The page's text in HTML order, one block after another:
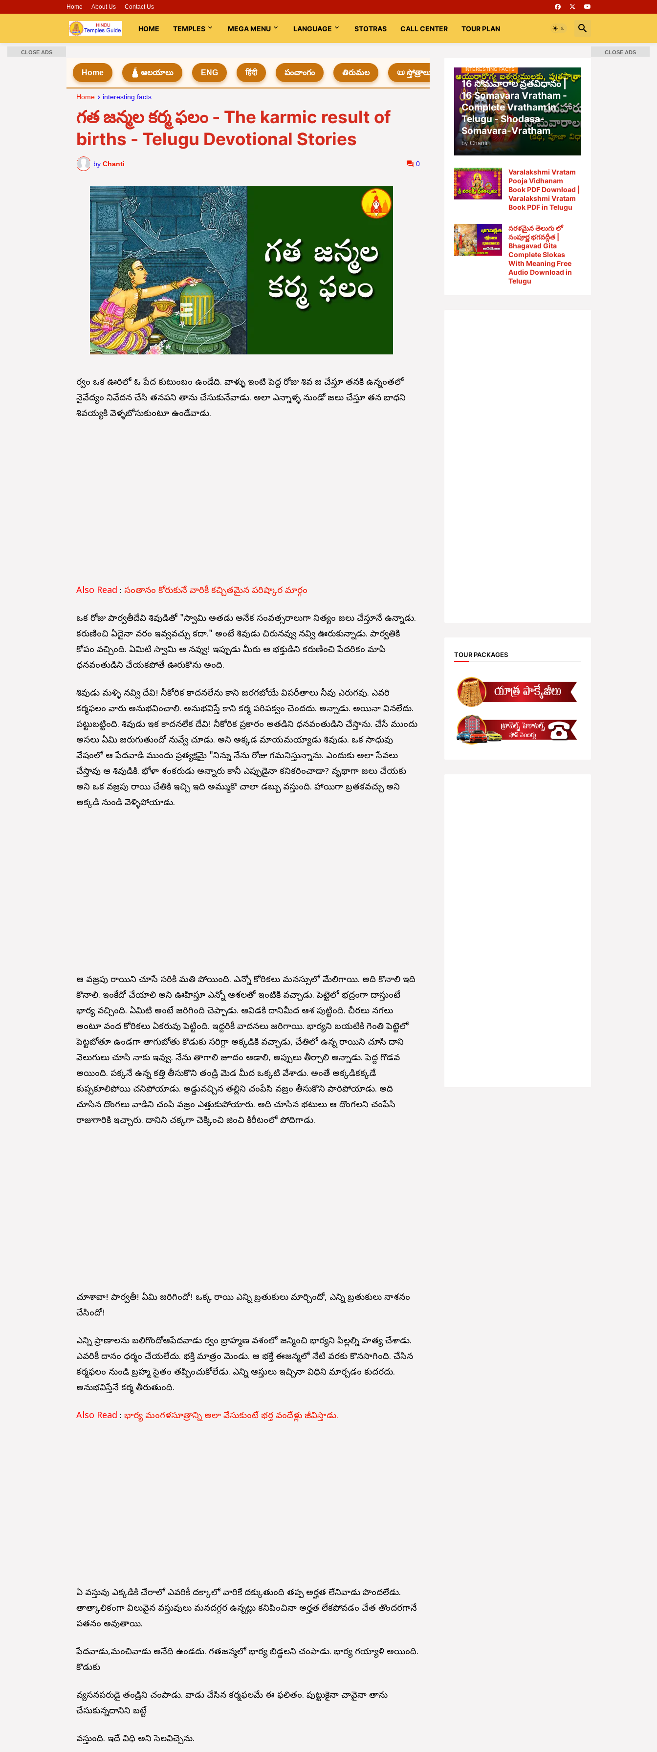
Home About Us Contact Us
HOME TEMPLES MEGA MENU LANGUAGE STOTRAS CALL CENTER TOUR PLAN
Home 🛕 ఆలయాలు ENG हिंदी పంచాంగం తిరుమల 📜 స్తోత్రాలు 📚 Books Rooms భగవద్గీత
Home interesting facts
గత జన్మల కర్మ ఫలం - The karmic result of
births - Telugu Devotional Stories
by Chanti 0
పూర్వం ఒక ఊరిలో ఓ పేద కుటుంబం ఉండేది. వాళ్ళు ఇంటి పెద్ద రోజు శివ పూజ చేస్తూ తనకి ఉన్నంతలో
నైవేద్యం నివేదన చేసి తనపని తాను చేసుకునేవాడు. అలా ఎన్నాళ్ళ నుండో పూజలు చేస్తూ తన బాధని
శివయ్యకి వెళ్ళబోసుకుంటూ ఉండేవాడు.
Also Read : సంతానం కోరుకునే వారికీ కచ్చితమైన పరిష్కార మార్గం
ఒక రోజు పార్వతీదేవి శివుడితో "స్వామి అతడు అనేక సంవత్సరాలుగా నిత్యం పూజలు చేస్తూనే ఉన్నాడు.
కరుణించి ఏదైనా వరం ఇవ్వవచ్చు కదా." అంటే శివుడు చిరునవ్వు నవ్వి ఊరుకున్నాడు. పార్వతికి
కోపం వచ్చింది. ఏమిటి స్వామి ఆ నవ్వు! ఇప్పుడు మీరు ఆ భక్తుడిని కరుణించి పేదరికం మాపి
ధనవంతుడిని చేయకపోతే ఊరుకొను అంది.
శివుడు మళ్ళి నవ్వి దేవి! నీకోరిక కాదనలేను కాని జరగబోయే విపరీతాలు నీవు ఎరుగవు. ఎవరి
కర్మఫలం వారు అనుభవించాలి. అనుభవిస్తే కాని కర్మ పరిపక్వం చెందదు. అన్నాడు. అయినా వినలేదు.
పట్టుబట్టింది. శివుడు ఇక కాదనలేక దేవి! నీకోరిక ప్రకారం అతడిని ధనవంతుడిని చేస్తాను. చేసే ముందు
అసలు ఏమి జరుగుతుందో నువ్వే చూడు. అని అక్కడ మాయమయ్యాడు శివుడు. ఒక సాధువు
వేషంలో ఆ పేదవాడి ముందు ప్రత్యక్షమై "నిన్ను నేను రోజు గమనిస్తున్నాను. ఎందుకు అలా సేవలు
చేస్తావు ఆ శివుడికి. భోళా శంకరుడు అన్నారు కానీ ఎప్పుడైనా కనికరించాడా? వృథాగా పూజలు చేయకు
అని ఒక వజ్రపు రాయి చేతికి ఇచ్చి ఇది అమ్ముకొ చాలా డబ్బు వస్తుంది. హాయిగా బ్రతకవచ్చు అని
అక్కడి నుండి వెళ్ళిపోయాడు.
ఆ వజ్రపు రాయిని చూసే సరికి మతి పోయింది. ఎన్నో కోరికలు మనస్సులో మేలిగాయి. అది కొనాలి ఇది
కొనాలి. ఇంకేదో చేయాలి అని ఊహిస్తూ ఎన్నో ఆశలతో ఇంటికి వచ్చాడు. పెట్టెలో భద్రంగా దాస్తుంటే
భార్య వచ్చింది. ఏమిటి అంటే జరిగింది చెప్పాడు. ఆవిడకి దానిమీద ఆశ పుట్టింది. చీరలు నగలు
అంటూ వంద కోరికలు ఏకరువు పెట్టింది. ఇద్దరికీ వాదనలు జరిగాయి. భార్యని బయటికి గెంతి పెట్టెలో
పెట్టబోతూ ఉండగా తాగుబోతు కొడుకు సరిగ్గా అక్కడికి వచ్చాడు, చేతిలో ఉన్న రాయిని చూసి దాని
వెలుగులు చూసి నాకు ఇవ్వు. నేను తాగాలి జూదం ఆడాలి, అప్పులు తీర్చాలి అన్నాడు. పెద్ద గొడవ
అయింది. పక్కనే ఉన్న కత్తి తీసుకొని తండ్రి మెడ మీద ఒక్కటి వేశాడు. అంతే అక్కడికక్కడే
కుప్పకూలిపోయి చనిపోయాడు. అడ్డువచ్చిన తల్లిని చంపేసి వజ్రం తీసుకొని పారిపోయాడు. అది
చూసిన దొంగలు వాడిని చంపి వజ్రం ఎత్తుకుపోయారు. అది చూసిన భటులు ఆ దొంగలని చంపేసి
రాజుగారికి ఇచ్చారు. దానిని చక్కగా చెక్కించి పూజించి కిరీటంలో పోదిగాడు.
చూశావా! పార్వతీ! ఏమి జరిగిందో! ఒక్క రాయి ఎన్ని బ్రతుకులు మార్చిందో, ఎన్ని బ్రతుకులు నాశనం
చేసిందో!
ఎన్ని ప్రాణాలను బలిగొందోఆపేదవాడు పూర్వం బ్రాహ్మణ వశంలో జన్మించి భార్యని పిల్లల్ని హత్య చేశాడు.
ఎవరికీ దానం ధర్మం చేయలేదు. భక్తి మాత్రం మెండు. ఆ భక్తే ఈజన్మలో నేటి వరకు కొనసాగింది. చేసిన
కర్మఫలం నుండి బ్రహ్మ సైతం తప్పించుకోలేడు. ఎన్ని ఆస్తులు ఇచ్చినా విధిని మార్చడం కుదరదు.
అనుభవిస్తేనే కర్మ తీరుతుంది.
Also Read : భార్య మంగళసూత్రాన్ని అలా వేసుకుంటే భర్త వందేళ్లు జీవిస్తాడు.
ఏ వస్తువు ఎక్కడికి చేరాలో ఎవరికీ దక్కాలో వారికే దక్కుతుంది తప్ప అర్హత లేనివాడు పొందలేడు.
తాత్కాలికంగా విలువైన వస్తువులు మనదగ్గర ఉన్నట్లు కనిపించినా అర్హత లేకపోవడం చేత తొందరగానే
పతనం అవుతాయి.
పేదవాడు,మంచివాడు అనేది ఉండదు. గతజన్మలో భార్య బిడ్డలని చంపాడు. భార్య గయ్యాళి అయింది.
కొడుకు
వ్యసనపరుడై తండ్రిని చంపాడు. వాడు చేసిన కర్మఫలమే ఈ ఫలితం. పుట్టుకైనా చావైనా తాను
చేసుకున్నదానిని బట్టే
వస్తుంది. ఇదే విధి అని సెలవిచ్చెను.
INTERESTING FACTS
16 సోమవారాల వ్రతవిధానం |
16 Somavara Vratham -
Complete Vratham in
Telugu - Shodasa-
Somavara-Vratham
by Chanti
Varalakshmi Vratam
Pooja Vidhanam
Book PDF Download |
Varalakshmi Vratam
Book PDF in Telugu
సరళమైన తెలుగు లో
సంపూర్ణ భగవద్గీత |
Bhagavad Gita
Complete Slokas
With Meaning Free
Audio Download in
Telugu
TOUR PACKAGES
CLOSE ADS CLOSE ADS